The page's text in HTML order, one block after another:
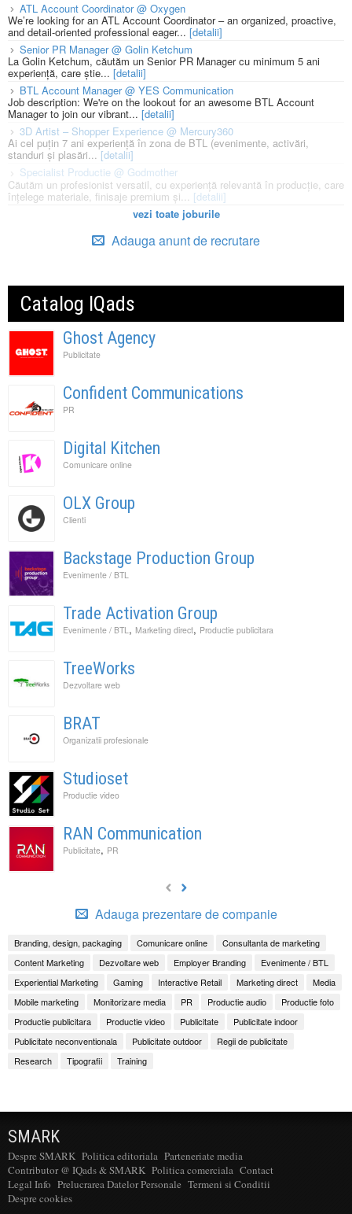
ATL Account Coordinator @ Oxygen
We’re looking for an ATL Account Coordinator – an organized, proactive,
and detail-oriented professional eager... [detalii]
Senior PR Manager @ Golin Ketchum
La Golin Ketchum, căutăm un Senior PR Manager cu minimum 5 ani
experiență, care știe... [detalii]
BTL Account Manager @ YES Communication
Job description: We're on the lookout for an awesome BTL Account
Manager to join our vibrant... [detalii]
3D Artist – Shopper Experience @ Mercury360
Ai cel puțin 7 ani experiență în zona de BTL (evenimente, activări,
standuri și plasări... [detalii]
Specialist Productie @ Godmother
Căutăm un profesionist versatil, cu experiență relevantă în producție, care
înțelege materiale, finisaje premium și... [detalii]
vezi toate joburile
Adauga anunt de recrutare
Catalog IQads
Ghost Agency
Publicitate
Confident Communications
PR
Digital Kitchen
Comunicare online
OLX Group
Clienti
Backstage Production Group
Evenimente / BTL
Trade Activation Group
Evenimente / BTL , Marketing direct, Productie publicitara
TreeWorks
Dezvoltare web
BRAT
Organizatii profesionale
Studioset
Productie video
RAN Communication
Publicitate, PR
Adauga prezentare de companie
Branding, design, packaging Comunicare online
Consultanta de marketing
Content Marketing
Dezvoltare web Employer Branding
Evenimente / BTL
Experiential Marketing
Gaming Interactive Retail Marketing direct
Media
Mobile marketing
Monitorizare media PR Productie audio
Productie foto
Productie publicitara
Productie video Publicitate
Publicitate indoor
Publicitate neconventionala
Publicitate outdoor
Regii de publicitate
Research
Tipografii Training
SMARK
Despre SMARK Politica editoriala Parteneriate media
Contributor @ IQads & SMARK Politica comerciala Contact
Legal Info Prelucrarea Datelor Personale Termeni si Conditii
Despre cookies